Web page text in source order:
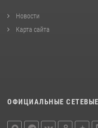
Новости
Карта сайта
ОФИЦИАЛЬНЫЕ